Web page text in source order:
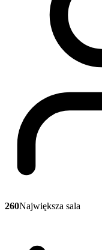
260Największa sala